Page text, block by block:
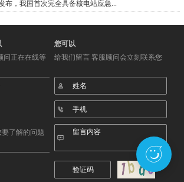
布，我国首次完全具备核电站应急...
问正在在线等
了解的问题
您可以
给我们留言 客服顾问会立刻联系您